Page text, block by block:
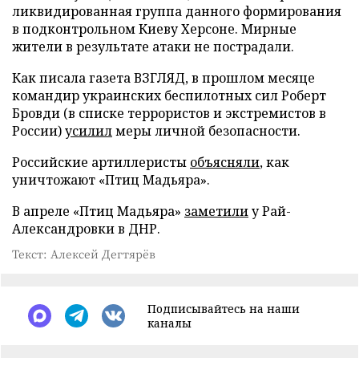
ликвидированная группа данного формирования
в подконтрольном Киеву Херсоне. Мирные
жители в результате атаки не пострадали.
Как писала газета ВЗГЛЯД, в прошлом месяце
командир украинских беспилотных сил Роберт
Бровди (в списке террористов и экстремистов в
России)усилилмеры личной безопасности.
Российские артиллеристы объясняли, как
уничтожают «Птиц Мадьяра».
В апреле «Птиц Мадьяра» заметилиу Рай-
Александровки в ДНР.
Текст: Алексей Дегтярёв
Подписывайтесь на наши
каналы